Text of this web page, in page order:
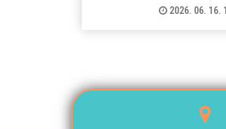
2026. 06. 16.